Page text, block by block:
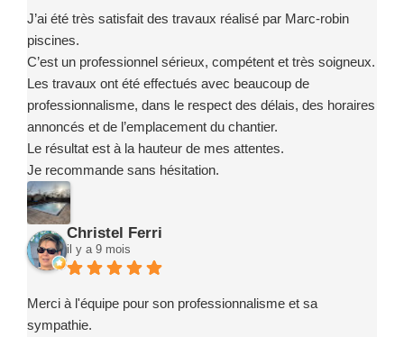
J’ai été très satisfait des travaux réalisé par Marc-robin
piscines.
C’est un professionnel sérieux, compétent et très soigneux.
Les travaux ont été effectués avec beaucoup de
professionnalisme, dans le respect des délais, des horaires
annoncés et de l’emplacement du chantier.
Le résultat est à la hauteur de mes attentes.
Je recommande sans hésitation.
Christel Ferri
il y a 9 mois
Merci à l'équipe pour son professionnalisme et sa
sympathie.